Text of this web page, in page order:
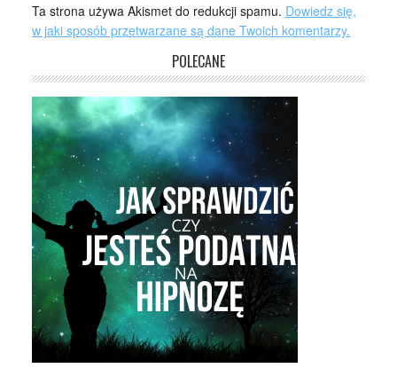
Ta strona używa Akismet do redukcji spamu. Dowiedz się,
w jaki sposób przetwarzane są dane Twoich komentarzy.
POLECANE